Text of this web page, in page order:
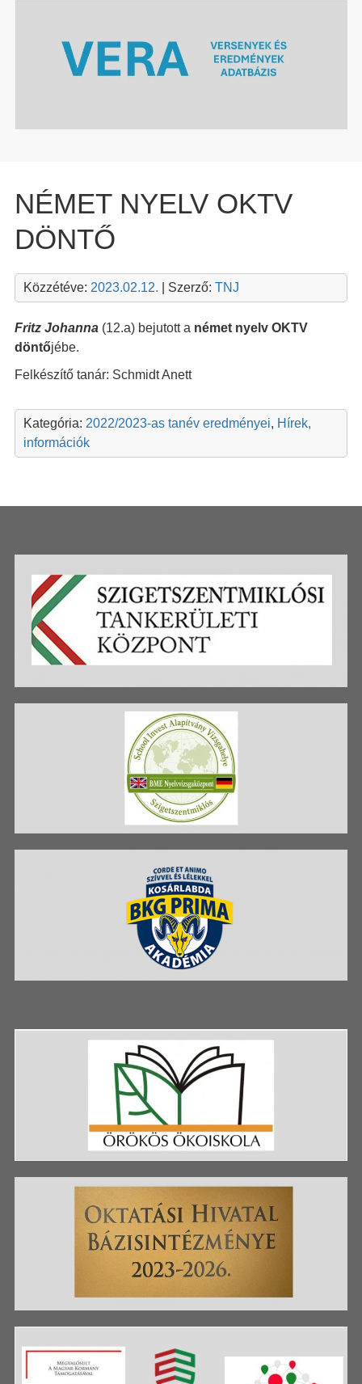
NÉMET NYELV OKTV
DÖNTŐ
Közzétéve: 2023.02.12. | Szerző: TNJ
Fritz Johanna(12.a) bejutott a német nyelv OKTV
döntőjébe.
Felkészítő tanár: Schmidt Anett
Kategória: 2022/2023-as tanév eredményei, Hírek,
információk